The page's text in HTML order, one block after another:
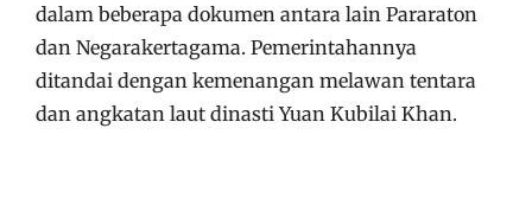
dalam beberapa dokumen antara lain Pararaton
dan Negarakertagama. Pemerintahannya
ditandai dengan kemenangan melawan tentara
dan angkatan laut dinasti Yuan Kubilai Khan.